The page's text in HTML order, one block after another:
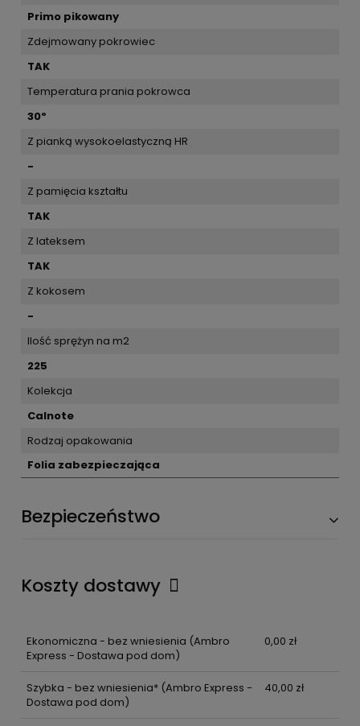
Primo pikowany
Zdejmowany pokrowiec
TAK
Temperatura prania pokrowca
30º
Z pianką wysokoelastyczną HR
-
Z pamięcia kształtu
TAK
Z lateksem
TAK
Z kokosem
-
Ilość sprężyn na m2
225
Kolekcja
Calnote
Rodzaj opakowania
Folia zabezpieczająca
Bezpieczeństwo
Koszty dostawy
Ekonomiczna - bez wniesienia (Ambro
Express - Dostawa pod dom)
0,00 zł
Szybka - bez wniesienia*(Ambro Express -
Dostawa pod dom)
40,00 zł